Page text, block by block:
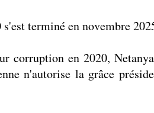
terminé en novembre
corruption en 2020,
n'autorise la grâce